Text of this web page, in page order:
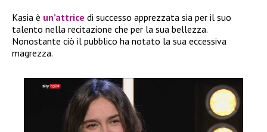
Kasia è un’attrice di successo apprezzata sia per il suo
talento nella recitazione che per la sua bellezza.
Nonostante ciò il pubblico ha notato la sua eccessiva
magrezza.